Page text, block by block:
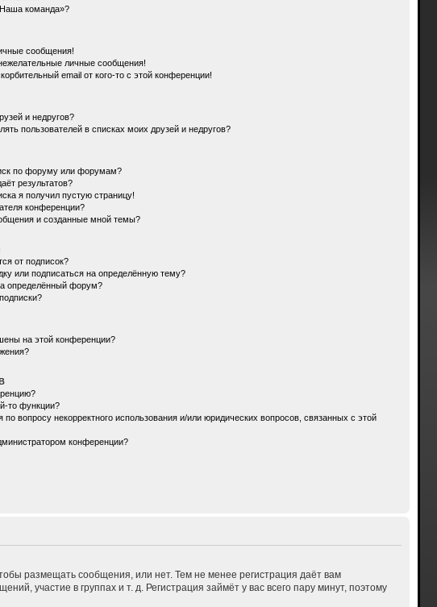
команда»?
сообщения!
личные сообщения!
email от кого-то с этой конференции!
и недругов?
пользователей в списках моих друзей и недругов?
по форуму или форумам?
результатов?
я получил пустую страницу!
конференции?
и созданные мной темы?
от подписок?
или подписаться на определённую тему?
определённый форум?
на этой конференции?
то функции?
вопросу некорректного использования и/или юридических вопросов, связанных с этой
конференции?
размещать сообщения, или нет. Тем не менее регистрация даёт вам
участие в группах и т. д. Регистрация займёт у вас всего пару минут, поэтому